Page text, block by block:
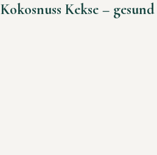
Kokosnuss Kekse –